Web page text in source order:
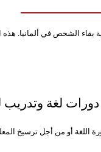
الشخص في ألمانيا. هذه
دورات لغة وتدريب
اللغة أو من أجل ترسيخ